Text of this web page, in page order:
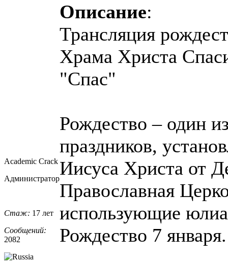
Academic Crack
Администратор
Стаж: 17 лет
Сообщений:
2082
Описание:
Трансляция
Храма Христа
"Спас"
Рождество – один
праздников,
Иисуса Христа от
Православная
использующие
Рождество 7 января.